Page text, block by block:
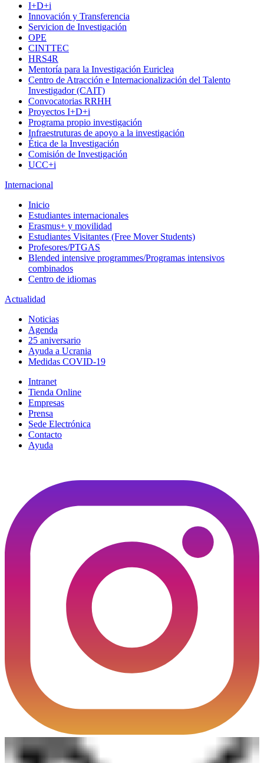
I+D+i
Innovación y Transferencia
Servicion de Investigación
OPE
CINTTEC
HRS4R
Mentoría para la Investigación Euriclea
Centro de Atracción e Internacionalización del Talento
Investigador (CAIT)
Convocatorias RRHH
Proyectos I+D+i
Programa propio investigación
Infraestruturas de apoyo a la investigación
Ética de la Investigación
Comisión de Investigación
UCC+i
Internacional
Inicio
Estudiantes internacionales
Erasmus+ y movilidad
Estudiantes Visitantes (Free Mover Students)
Profesores/PTGAS
Blended intensive programmes/Programas intensivos
combinados
Centro de idiomas
Actualidad
Noticias
Agenda
25 aniversario
Ayuda a Ucrania
Medidas COVID-19
Intranet
Tienda Online
Empresas
Prensa
Sede Electrónica
Contacto
Ayuda